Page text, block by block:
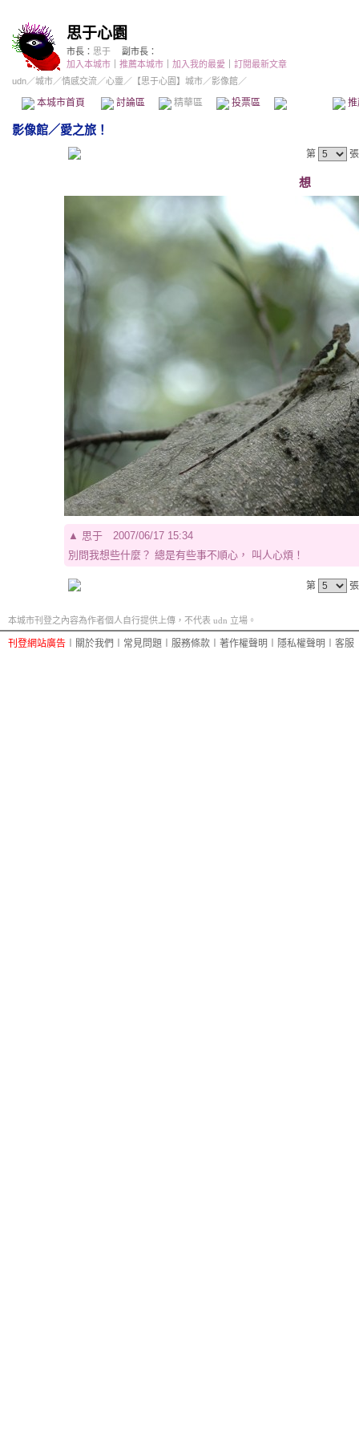
思于心園
市長： 思于
副市長：
加入本城市
推薦本城市 加入我的最愛
訂閱最新文章
udn／城市／情感交流／心靈 ／ 【思于心園】城市／影像館／
本城市首頁 討論區 精華區 投票區 影像館
影像館／愛之旅！
第
想
▲ 思于
2007/06/17 15:34
別問我想些什麼？ 總是有些事不順心， 叫人心煩！
第
本城市刊登之內容為作者個人自行提供上傳，不代表 udn 立場。
刊登網站廣告 關於我們 常見問題 服務條款 著作權聲明 隱私權聲明 客服